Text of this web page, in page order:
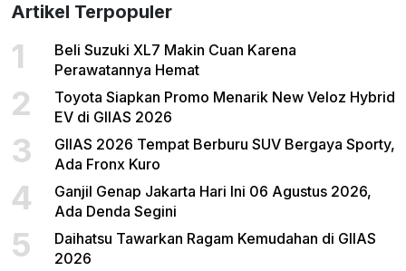
Artikel Terpopuler
1
Beli Suzuki XL7 Makin Cuan Karena
Perawatannya Hemat
2
Toyota Siapkan Promo Menarik New Veloz Hybrid
EV di GIIAS 2026
3
GIIAS 2026 Tempat Berburu SUV Bergaya Sporty,
Ada Fronx Kuro
4
Ganjil Genap Jakarta Hari Ini 06 Agustus 2026,
Ada Denda Segini
5
Daihatsu Tawarkan Ragam Kemudahan di GIIAS
2026